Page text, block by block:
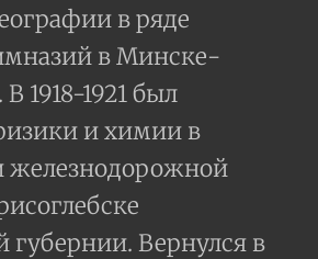
в ряде
в Минске-
1918-1921 был
и химии в
железнодорожной
губернии. Вернулся в